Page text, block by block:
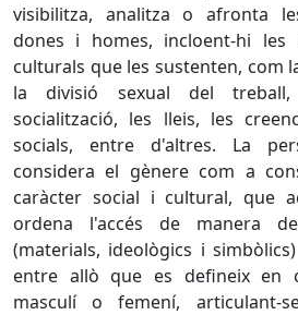
visibilitza, analitza o afronta
dones i homes, incloent-hi les
culturals que les sustenten, com
la divisió sexual del
socialització, les lleis, les
socials, entre d'altres. La
considera el gènere com a
caràcter social i cultural, que
ordena l'accés de manera
(materials, ideològics i
entre allò que es defineix en
masculí o femení, articulant-